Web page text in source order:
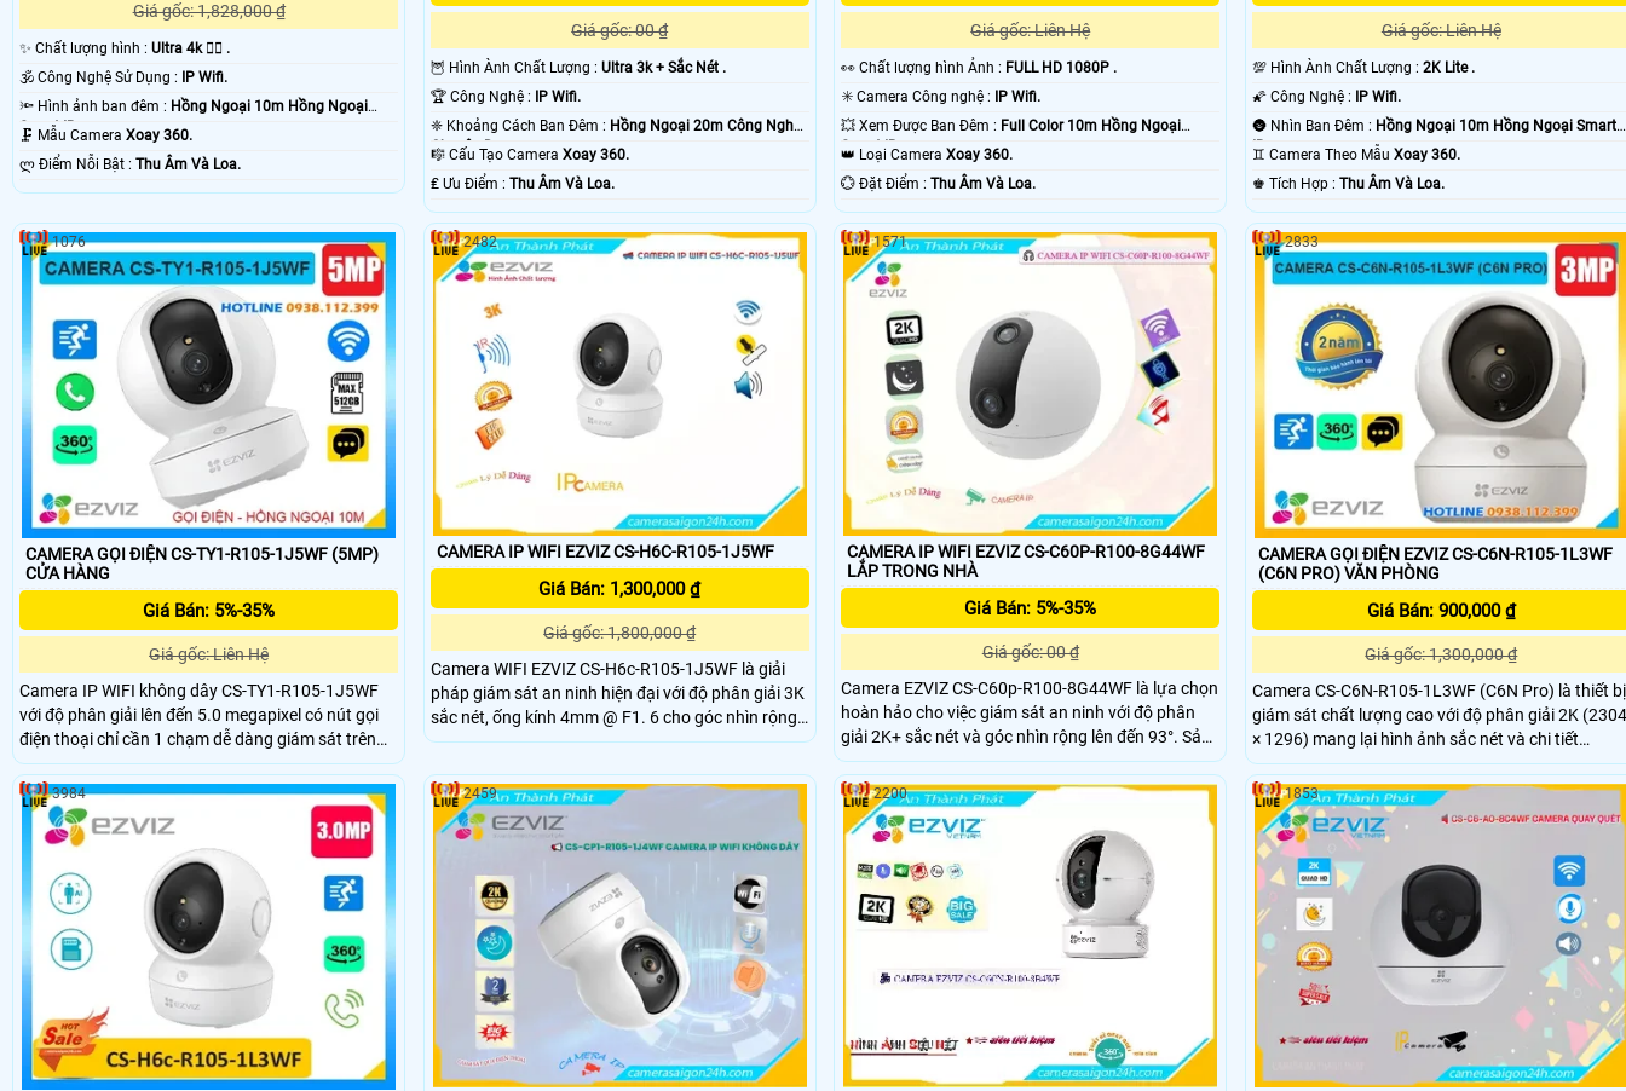
Giá gốc: 1,828,000 ₫
✨ Chất lượng hình : Ultra 4k 👍🏾 .
🕉️ Công Nghệ Sử Dụng :
IP Wifi.
🔦 Hình ảnh ban đêm : Hồng Ngoại 10m Hồng Ngoại
Smart IR.
🗜️ Mẫu Camera Xoay 360.
️ლ Điểm Nỗi Bật : Thu Âm Và Loa.
Giá gốc: 00 ₫
🦉 Hình Ành Chất Lượng : Ultra 3k + Sắc Nét .
🏆 Công Nghệ :
IP Wifi.
❈ Khoảng Cách Ban Đêm : Hồng Ngoại 20m Công Nghệ
Chuyên Dụng.
🎼️ Cấu Tạo Camera Xoay 360.
️₤ Ưu Điểm : Thu Âm Và Loa.
Giá gốc: Liên Hệ
️👀 Chất lượng hình Ảnh : FULL HD 1080P .
✳️ Camera Công nghệ :
IP Wifi.
💥 Xem Được Ban Đêm : Full Color 10m Hồng Ngoại
Smart IR.
👑 Loại CameraXoay 360.
️💮 Đặt Điểm :Thu Âm Và Loa.
Giá gốc: Liên Hệ
💯 Hình Ành Chất Lượng : 2K Lite .
🌠 Công Nghệ :
IP Wifi.
🌚 Nhìn Ban Đêm : Hồng Ngoại 10m Hồng Ngoại Smart
IR. ♊ Camera Theo Mẫu Xoay 360.
️♚ Tích Hợp : Thu Âm Và Loa.
CAMERA GỌI ĐIỆN CS-TY1-R105-1J5WF (5MP)
CỬA HÀNG
Giá Bán: 5%-35%
Giá gốc: Liên Hệ
Camera IP WIFI không dây CS-TY1-R105-1J5WF
với độ phân giải lên đến 5.0 megapixel có nút gọi
điện thoại chỉ cần 1 chạm dễ dàng giám sát trên
điện thoại hồng ngoại tầm nhìn xa 10m. Camera
được thiết kế mỹ thuật cao và bắt mắt, camera có
khả năng xoay 360 độ tích họp mic và loa đàm
thoại 2 chiều, phát hiện và theo dõi chuyển động
thông minh camera cho hình ảnh sắc nét giá rẻ.
1076
CAMERA IP WIFI EZVIZ CS-H6C-R105-1J5WF
Giá Bán: 1,300,000 ₫
Giá gốc: 1,800,000 ₫
Camera WIFI EZVIZ CS-H6c-R105-1J5WF là giải
pháp giám sát an ninh hiện đại với độ phân giải 3K
sắc nét, ống kính 4mm @ F1. 6 cho góc nhìn rộng
104°. Camera được trang bị công nghệ phát hiện
thường và chế độ tuần tra. Hỗ trợ nén video H
2482
CAMERA IP WIFI EZVIZ CS-C60P-R100-8G44WF
LẮP TRONG NHÀ
Giá Bán: 5%-35%
Giá gốc: 00 ₫
Camera EZVIZ CS-C60p-R100-8G44WF là lựa chọn
hoàn hảo cho việc giám sát an ninh với độ phân
giải 2K+ sắc nét và góc nhìn rộng lên đến 93°. Sản
phẩm được trang bị công nghệ AI thông minh giúp
phát hiện và theo dõi chuyển động, cùng khả năng
đàm thoại hai chiều tiện lợi. Với tầm nhìn ban đêm
lên đến 10m và khả năng kết nối Wi-Fi băng kép (2
1571
CAMERA GỌI ĐIỆN EZVIZ CS-C6N-R105-1L3WF
(C6N PRO) VĂN PHÒNG
Giá Bán: 900,000 ₫
Giá gốc: 1,300,000 ₫
Camera CS-C6N-R105-1L3WF (C6N Pro) là thiết bị
giám sát chất lượng cao với độ phân giải 2K (2304
× 1296) mang lại hình ảnh sắc nét và chi tiết
Camera có khả năng quay xoay 360 độ đàm thoại
2 chiều tích hợp nút gọi điện cảm ứng tiện lợi giúp
bạn dễ dàng tương tác từ xa
2833
3984 2459 2200 1853